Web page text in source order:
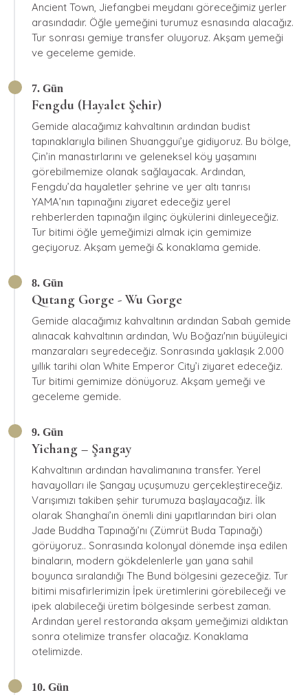
Ancient Town, Jiefangbei meydanı göreceğimiz yerler
arasındadır. Öğle yemeğini turumuz esnasında alacağız.
Tur sonrası gemiye transfer oluyoruz. Akşam yemeği
ve geceleme gemide.
7. Gün
Fengdu (Hayalet Şehir)
Gemide alacağımız kahvaltının ardından budist
tapınaklarıyla bilinen Shuanggui’ye gidiyoruz. Bu bölge,
Çin’in manastırlarını ve geleneksel köy yaşamını
görebilmemize olanak sağlayacak. Ardından,
Fengdu’da hayaletler şehrine ve yer altı tanrısı
YAMA’nın tapınağını ziyaret edeceğiz yerel
rehberlerden tapınağın ilginç öykülerini dinleyeceğiz.
Tur bitimi öğle yemeğimizi almak için gemimize
geçiyoruz. Akşam yemeği & konaklama gemide.
8. Gün
Qutang Gorge - Wu Gorge
Gemide alacağımız kahvaltının ardından Sabah gemide
alınacak kahvaltının ardından, Wu Boğazı'nın büyüleyici
manzaraları seyredeceğiz. Sonrasında yaklaşık 2.000
yıllık tarihi olan White Emperor City’i ziyaret edeceğiz.
Tur bitimi gemimize dönüyoruz. Akşam yemeği ve
geceleme gemide.
9. Gün
Yichang – Şangay
Kahvaltının ardından havalimanına transfer. Yerel
havayolları ile Şangay uçuşumuzu gerçekleştireceğiz.
Varışımızı takiben şehir turumuza başlayacağız. İlk
olarak Shanghai’ın önemli dini yapıtlarından biri olan
Jade Buddha Tapınağı’nı (Zümrüt Buda Tapınağı)
görüyoruz.. Sonrasında kolonyal dönemde inşa edilen
binaların, modern gökdelenlerle yan yana sahil
boyunca sıralandığı The Bund bölgesini gezeceğiz. Tur
bitimi misafirlerimizin İpek üretimlerini görebileceği ve
ipek alabileceği üretim bölgesinde serbest zaman.
Ardından yerel restoranda akşam yemeğimizi aldıktan
sonra otelimize transfer olacağız. Konaklama
otelimizde.
10. Gün